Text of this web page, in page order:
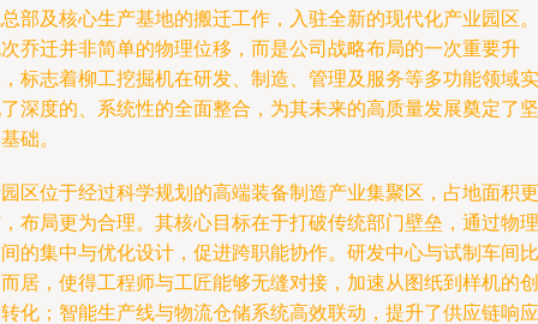
部及核心生产基地的搬迁工作，入驻全新的现代化产业园区。
乔迁并非简单的物理位移，而是公司战略布局的一次重要升
标志着柳工挖掘机在研发、制造、管理及服务等多功能领域实
深度的、系统性的全面整合，为其未来的高质量发展奠定了坚
础。
区位于经过科学规划的高端装备制造产业集聚区，占地面积更
布局更为合理。其核心目标在于打破传统部门壁垒，通过物理
的集中与优化设计，促进跨职能协作。研发中心与试制车间比
居，使得工程师与工匠能够无缝对接，加速从图纸到样机的创
化；智能生产线与物流仓储系统高效联动，提升了供应链响应